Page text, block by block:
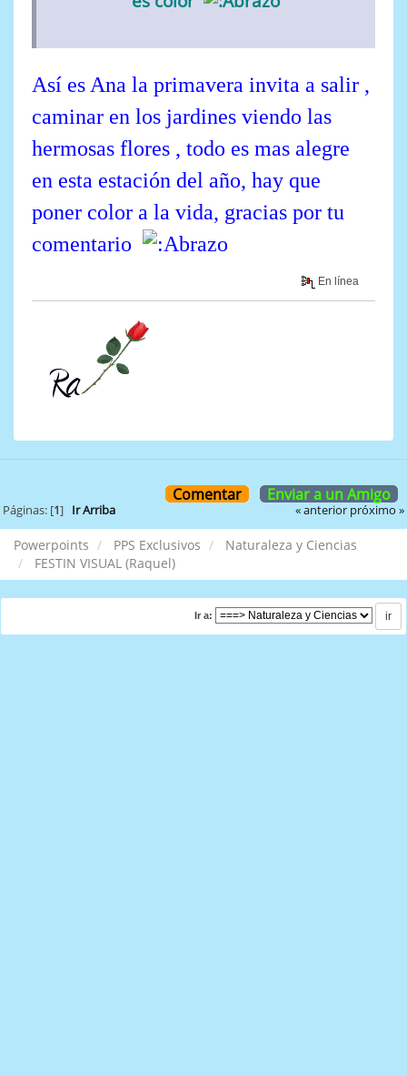
Así es Ana la primavera invita a salir ,
caminar en los jardines viendo las
hermosas flores , todo es mas alegre
en esta estación del año, hay que
poner color a la vida, gracias por tu
comentario
En línea
Comentar Enviar a un Amigo
Páginas: [1] Ir Arriba « anterior próximo »
Powerpoints PPS Exclusivos
Naturaleza y Ciencias
FESTIN VISUAL (Raquel)
Ir a: